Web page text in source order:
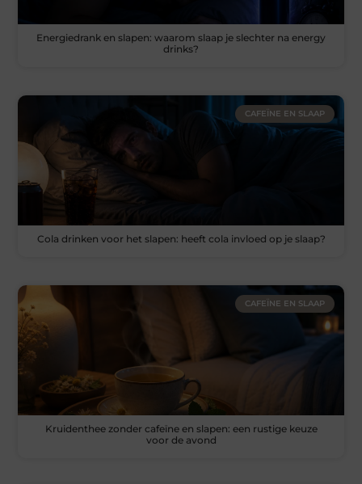
Energiedrank en slapen: waarom slaap je slechter na energy
drinks?
CAFEÏNE EN SLAAP
Cola drinken voor het slapen: heeft cola invloed op je slaap?
CAFEÏNE EN SLAAP
Kruidenthee zonder cafeïne en slapen: een rustige keuze
voor de avond